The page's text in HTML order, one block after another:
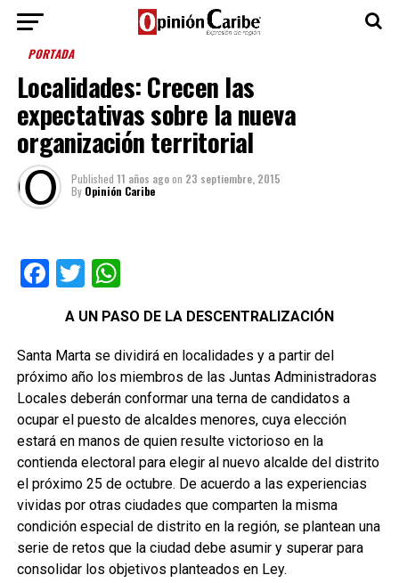
PORTADA
Localidades: Crecen las
expectativas sobre la nueva
organización territorial
Published 11 años agoon 23 septiembre, 2015
By Opinión Caribe
Facebook
TwitterWhatsApp
A UN PASO DE LA DESCENTRALIZACIÓN
Santa Marta se dividirá en localidades y a partir del
próximo año los miembros de las Juntas Administradoras
Locales deberán conformar una terna de candidatos a
ocupar el puesto de alcaldes menores, cuya elección
estará en manos de quien resulte victorioso en la
contienda electoral para elegir al nuevo alcalde del distrito
el próximo 25 de octubre. De acuerdo a las experiencias
vividas por otras ciudades que comparten la misma
condición especial de distrito en la región, se plantean una
serie de retos que la ciudad debe asumir y superar para
consolidar los objetivos planteados en Ley.